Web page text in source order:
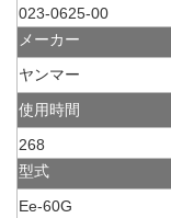
023-0625-00
メーカー
ヤンマー
使用時間
268
型式
Ee-60G